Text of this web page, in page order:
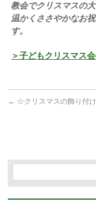
教会でクリスマスの
温かくささやかなお
す。
＞子どもクリスマス
← ☆クリスマスの飾り付